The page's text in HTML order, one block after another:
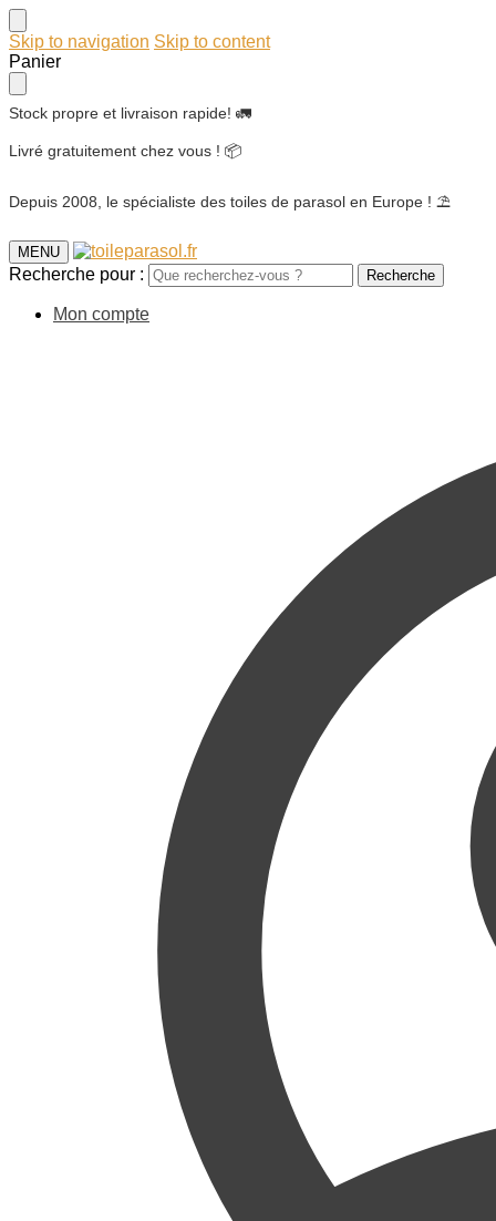
Skip to navigation Skip to content
Panier
Stock propre et livraison rapide! 🚛
Livré gratuitement chez vous ! 📦
Depuis 2008, le spécialiste des toiles de parasol en Europe ! ⛱️
MENU
Recherche pour : Recherche
Mon compte